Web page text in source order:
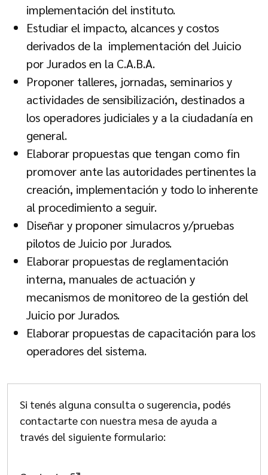
implementación del instituto.
Estudiar el impacto, alcances y costos
derivados de la implementación del Juicio
por Jurados en la C.A.B.A.
Proponer talleres, jornadas, seminarios y
actividades de sensibilización, destinados a
los operadores judiciales y a la ciudadanía en
general.
Elaborar propuestas que tengan como fin
promover ante las autoridades pertinentes la
creación, implementación y todo lo inherente
al procedimiento a seguir.
Diseñar y proponer simulacros y/pruebas
pilotos de Juicio por Jurados.
Elaborar propuestas de reglamentación
interna, manuales de actuación y
mecanismos de monitoreo de la gestión del
Juicio por Jurados.
Elaborar propuestas de capacitación para los
operadores del sistema.
Si tenés alguna consulta o sugerencia, podés
contactarte con nuestra mesa de ayuda a
través del siguiente formulario: